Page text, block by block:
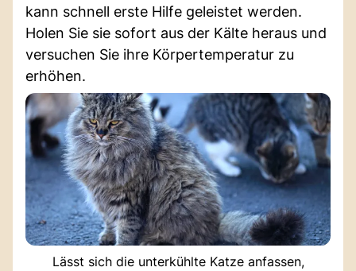
kann schnell erste Hilfe geleistet werden.
Holen Sie sie sofort aus der Kälte heraus und
versuchen Sie ihre Körpertemperatur zu
erhöhen.
Lässt sich die unterkühlte Katze anfassen,